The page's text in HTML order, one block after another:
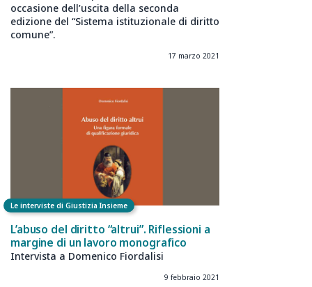
occasione dell’uscita della seconda
edizione del “Sistema istituzionale di diritto
comune”.
17 marzo 2021
Le interviste di Giustizia Insieme
L’abuso del diritto “altrui”. Riflessioni a
margine di un lavoro monografico
Intervista a Domenico Fiordalisi
9 febbraio 2021